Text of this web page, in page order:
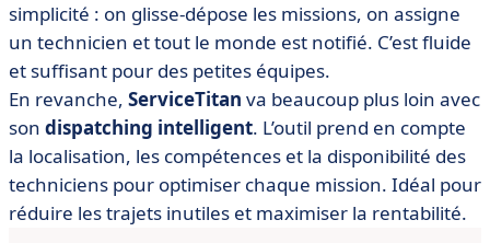
simplicité : on glisse-dépose les missions, on assigne
un technicien et tout le monde est notifié. C’est fluide
et suffisant pour des petites équipes.
En revanche, ServiceTitan va beaucoup plus loin avec
son dispatching intelligent. L’outil prend en compte
la localisation, les compétences et la disponibilité des
techniciens pour optimiser chaque mission. Idéal pour
réduire les trajets inutiles et maximiser la rentabilité.